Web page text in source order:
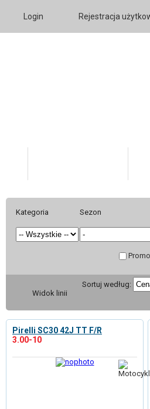
Login Rejestracja
Kategoria Sezon
Widok linii
Sortuj według:
Pirelli SC30 42J TT F/R
3.00-10